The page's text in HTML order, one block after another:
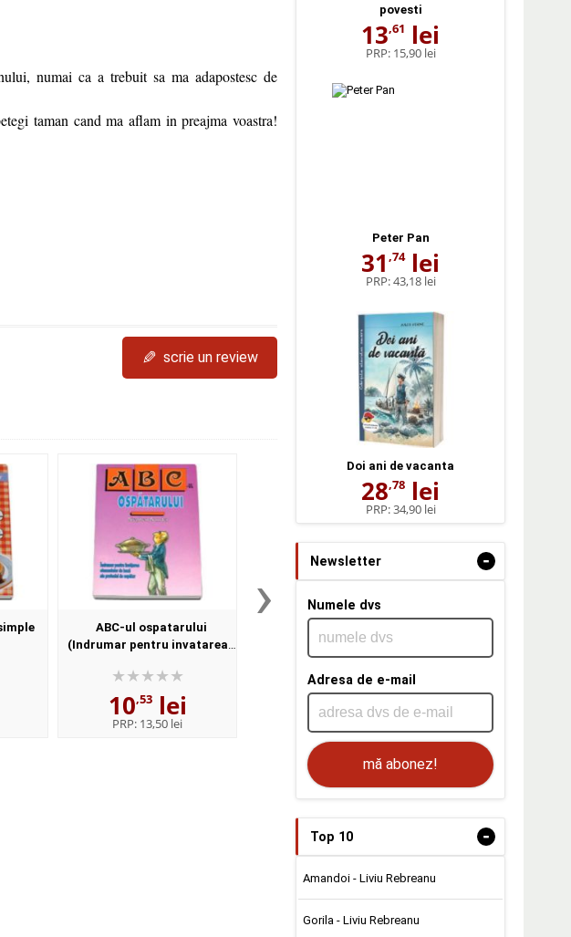
numai ca a trebuit sa ma adapostesc de
taman cand ma aflam in preajma voastra!
✎ scrie un review
ABC-ul ospatarului
(Indrumar pentru invatarea
profesiei de ospatar)
10,53lei
PRP: 13,50 lei
in 21 posibile cauze
6,63lei 15
›
povesti
13,61 lei
PRP: 15,90 lei
Peter Pan
31 ,74lei
PRP:43,18 lei
Doi ani de vacanta
28,78 lei
PRP:34,90 lei
Newsletter -
Numele dvs
Adresa de e-mail
mă abonez!
Top 10 -
Amandoi - Liviu Rebreanu
Gorila - Liviu Rebreanu